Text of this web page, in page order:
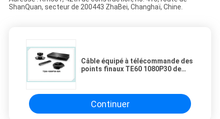
ShanQuan, secteur de 200443 ZhaBei, Changhaï, Chine.
Câble équipé à télécommande des
points finaux TE60 1080P30 de
Continuer